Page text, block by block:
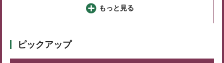
もっと見る
ピックアップ